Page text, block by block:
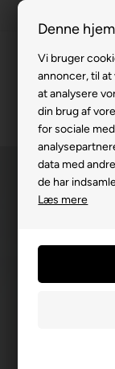
Denne
Vi bruger
annoncer, til
at analysere
din brug af
for sociale
data med
de har
Læs mere